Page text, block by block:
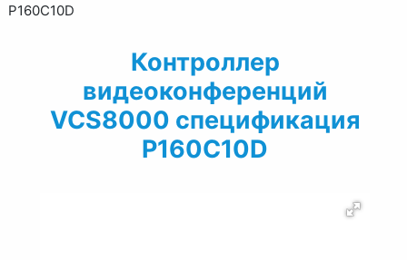
P160C10D
Контроллер
видеоконференций
VCS8000 спецификация
P160C10D